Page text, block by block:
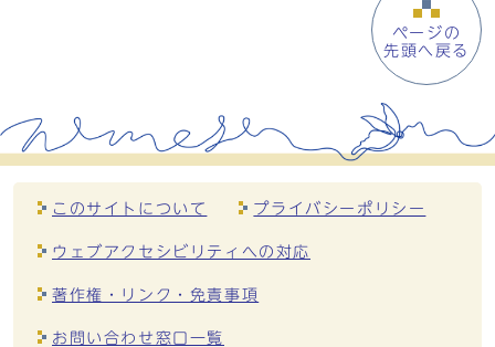
ページの
先頭へ戻る
このサイトについて プライバシーポリシー
ウェブアクセシビリティへの対応
著作権・リンク・免責事項
お問い合わせ窓口一覧